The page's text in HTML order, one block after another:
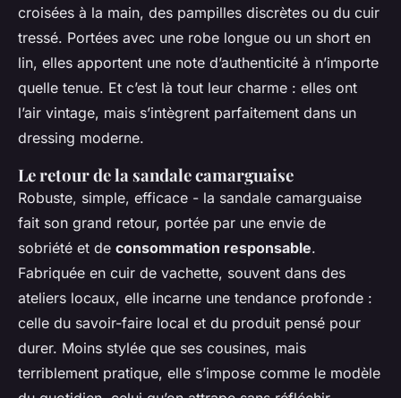
croisées à la main, des pampilles discrètes ou du cuir
tressé. Portées avec une robe longue ou un short en
lin, elles apportent une note d’authenticité à n’importe
quelle tenue. Et c’est là tout leur charme : elles ont
l’air vintage, mais s’intègrent parfaitement dans un
dressing moderne.
Le retour de la sandale camarguaise
Robuste, simple, efficace - la sandale camarguaise
fait son grand retour, portée par une envie de
sobriété et de consommation responsable.
Fabriquée en cuir de vachette, souvent dans des
ateliers locaux, elle incarne une tendance profonde :
celle du savoir-faire local et du produit pensé pour
durer. Moins stylée que ses cousines, mais
terriblement pratique, elle s’impose comme le modèle